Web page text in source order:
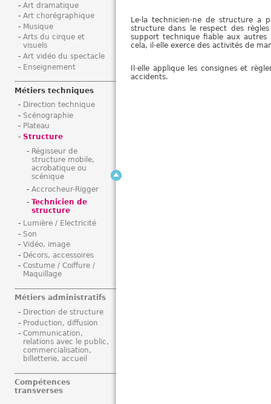
e
s
i
i
Le·la technicien·ne de structure
structure dans le respect des
support technique fiable aux autres
cela, il·elle exerce des activités de
Il·elle applique les consignes et
accidents.
Art dramatique
Art chorégraphique
Musique
Arts du cirque et
visuels
Art vidéo du spectacle
Enseignement
Métiers techniques
Direction technique
Scénographie
Plateau
Structure
Régisseur de
structure mobile,
acrobatique ou
scénique
Accrocheur-Rigger
Technicien de
structure
Lumière / Electricité
Son
Vidéo, image
Décors, accessoires
Costume / Coiffure /
Maquillage
Métiers administratifs
Direction de structure
Production, diffusion
Communication,
relations avec le public,
commercialisation,
billetterie, accueil
Compétences
transverses